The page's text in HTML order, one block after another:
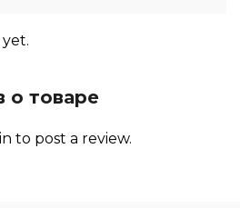
о товаре
to post a review.